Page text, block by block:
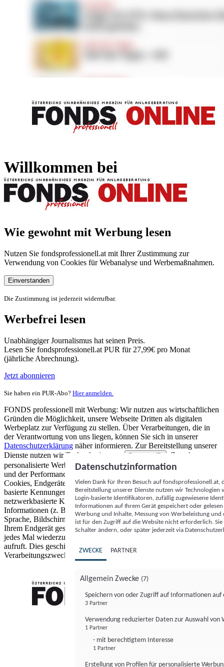
Willkommen bei
Wie gewohnt mit Werbung lesen
Nutzen Sie fondsprofessionell.at mit Ihrer Zustimmung zur
Verwendung von Cookies für Webanalyse und Werbemaßnahmen.
Einverstanden
Die Zustimmung ist jederzeit widerrufbar.
Werbefrei lesen
Unabhängiger Journalismus hat seinen Preis.
Lesen Sie fondsprofessionell.at PUR für 27,99€ pro Monat
(jährliche Abrechnung).
Jetzt abonnieren
Sie haben ein PUR-Abo? Hier anmelden.
FONDS professionell mit Werbung: Wir nutzen aus wirtschaftlichen
Gründen die Möglichkeit, unsere Webseite Dritten als digitalen
Werbeplatz zur Verfügung zu stellen. Über Verarbeitungen, die in
der Verantwortung von uns liegen, können Sie sich in unserer
Datenschutzerklärung näher informieren. Zur Bereitstellung unserer
Dienste nutzen wir Technologien von
Partnern (5)
. Zwecke:
personalisierte Werbung und Inhalte, Messung von Werbeleistung
und der Performance von Inhalten sowie Zielgruppenforschung.
Cookies, Endgeräte- oder ähnliche Online-Kennungen (z. B. login-
basierte Kennungen, zufällig generierte Kennungen,
netzwerkbasierte Kennungen) können zusammen mit anderen
Informationen (z. B. Browsertyp und Browserinformationen,
Sprache, Bildschirmgröße, unterstützte Technologien usw.) auf
Ihrem Endgerät gespeichert oder von dort ausgelesen werden, um es
jedes Mal wiederzuerkennen, wenn es eine App oder einer Webseite
aufruft. Dies geschieht für einen oder mehrere der hier aufgeführten
Verarbeitungszwecke.
Datenschutzinformation
Vielen Dank für Ihren Besuch auf
Bereitstellung unserer Dienste nutzen wir Technologien
Login-basierte Identifikatoren, zufällig zugewiesene
Informationen auf Ihrem Gerät gespeichert oder
Werbung und Inhalte, Messung von Werbeleistung
ist für den Zugriff auf die Website nicht erforderlich.
Schalter ändern, oder später jederzeit via
ZWECKE PARTNER
Allgemein Zwecke (7)
Speichern von oder Zugriff auf Informationen auf
3 Partner
Verwendung reduzierter Daten zur Auswahl von
1 Partner
- mit berechtigtem Interesse
1 Partner
Erstellung von Profilen für personalisierte
FONDS professionell